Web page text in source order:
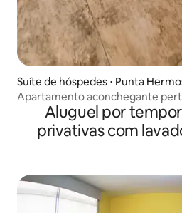
Suíte de hóspedes ⋅ Punta
Apartamento aconchegante
Aluguel por
privativas com